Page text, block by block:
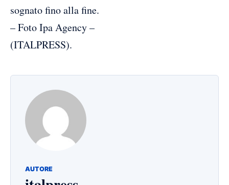
sognato fino alla fine.
– Foto Ipa Agency –
(ITALPRESS).
AUTORE